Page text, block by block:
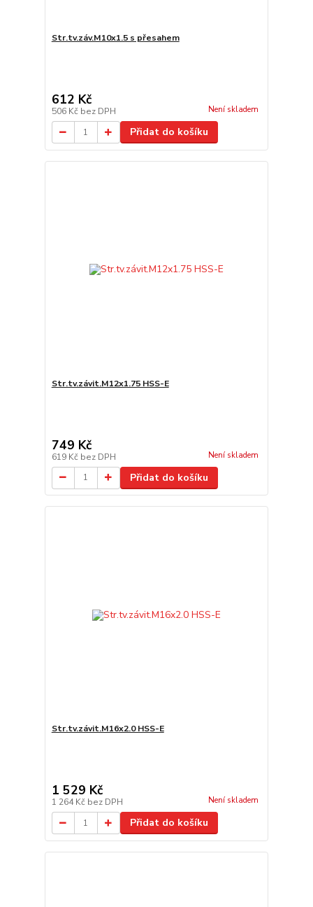
Str.tv.záv.M10x1.5 s přesahem
612 Kč
506 Kč bez DPH Není skladem
Přidat do košíku
Str.tv.závit.M12x1.75 HSS-E
749 Kč
619 Kč bez DPH Není skladem
Přidat do košíku
Str.tv.závit.M16x2.0 HSS-E
1 529 Kč
1 264 Kč bez DPH Není skladem
Přidat do košíku